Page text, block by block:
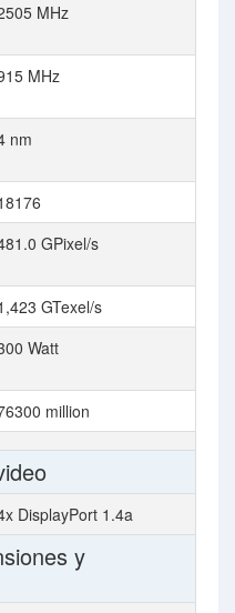
MHz
MHz
nm
GPixel/s
GTexel/s
Watt
million
DisplayPort 1.4a
y